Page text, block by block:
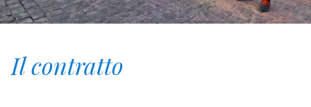
Il contratto